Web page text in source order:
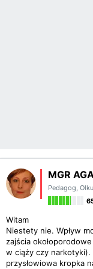
MGR
Pedagog,
Witam
Niestety nie. Wpływ
zajścia
w ciąży czy
przysłowiowa kropka